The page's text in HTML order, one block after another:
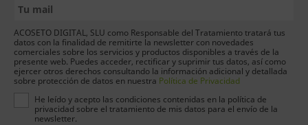
ACOSETO DIGITAL, SLU como Responsable del Tratamiento tratará tus
datos con la finalidad de remitirte la newsletter con novedades
comerciales sobre los servicios y productos disponibles a través de la
presente web. Puedes acceder, rectificar y suprimir tus datos, así como
ejercer otros derechos consultando la información adicional y detallada
sobre protección de datos en nuestra Política de Privacidad
He leído y acepto las condiciones contenidas en la política de
privacidad sobre el tratamiento de mis datos para el envío de la
newsletter.